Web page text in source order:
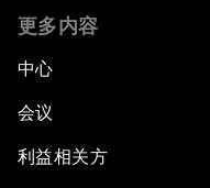
更多内容
中心
会议
利益相关方